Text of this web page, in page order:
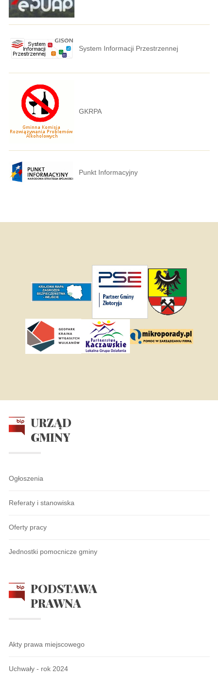
System Informacji Przestrzennej
GKRPA
Punkt Informacyjny
URZĄD
GMINY
Ogłoszenia
Referaty i stanowiska
Oferty pracy
Jednostki pomocnicze gminy
PODSTAWA
PRAWNA
Akty prawa miejscowego
Uchwały - rok 2024